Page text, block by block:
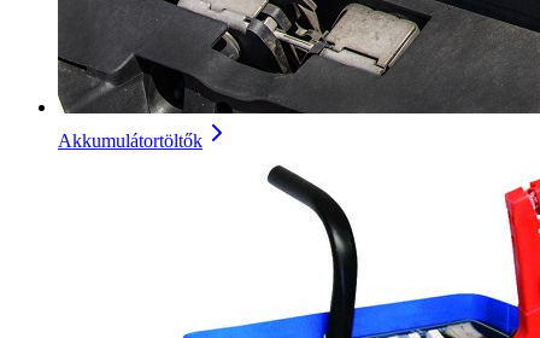
Akkumulátortöltők